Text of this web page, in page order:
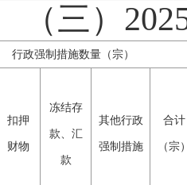
（三）
行政强制措施数量（宗）
扣押
财物
冻结存
款、汇
款
其他行政
强制措施
合计
（宗